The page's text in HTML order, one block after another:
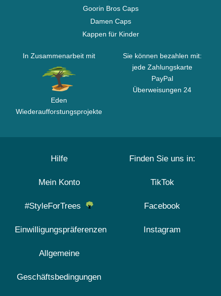
Goorin Bros Caps
Damen Caps
Kappen für Kinder
In Zusammenarbeit mit
Eden
Wiederaufforstungsprojekte
Sie können bezahlen mit:
jede Zahlungskarte
PayPal
Überweisungen 24
Hilfe
Mein Konto
#StyleForTrees
Einwilligungspräferenzen
Allgemeine
Geschäftsbedingungen
Finden Sie uns in:
TikTok
Facebook
Instagram